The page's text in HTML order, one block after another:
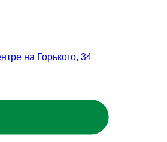
на Горького, 34